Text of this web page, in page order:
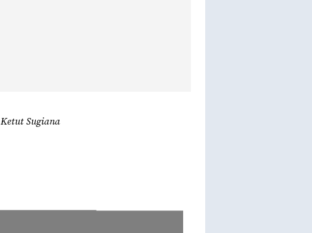
Ketut Sugiana